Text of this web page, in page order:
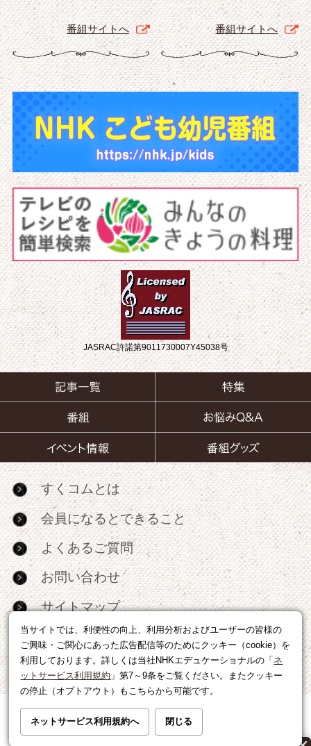
当サイトでは、利便性の向上、利用分析およびユーザーの皆様の
ご興味・ご関心にあった広告配信等のためにクッキー（cookie）を
利用しております。詳しくは当社NHKエデュケーショナルの「 ネ
ットサービス利用規約 」第7～9条をご覧ください。またクッキー
の停止（オプトアウト）もこちらから可能です。
ネットサービス利用規約へ 閉じる
番組サイトへ 番組サイトへ
JASRAC許諾第9011730007Y45038号
すくコムとは
会員になるとできること
よくあるご質問
お問い合わせ
サイトマップ
RSS
広告出稿・パートナーシップについて
利用規約|個人情報の取り扱いについて
運営会社|広告に関するお問い合わせ